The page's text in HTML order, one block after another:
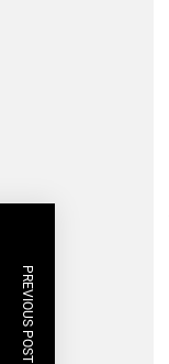
PREVIOUS POST